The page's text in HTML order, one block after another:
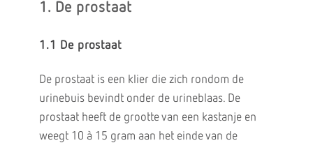
1. De prostaat
1.1 De prostaat
De prostaat is een klier die zich rondom de
urinebuis bevindt onder de urineblaas. De
prostaat heeft de grootte van een kastanje en
weegt 10 à 15 gram aan het einde van de